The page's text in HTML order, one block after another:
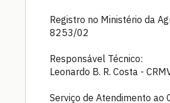
Registro no Ministério da
8253/02
Responsável Técnico:
Leonardo B. R. Costa -
Serviço de Atendimento ao